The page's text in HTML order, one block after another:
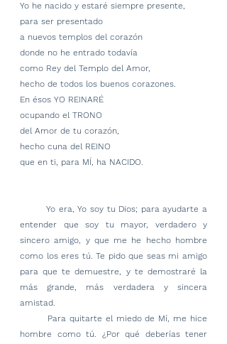
Yo he nacido y estaré siempre presente,
para ser presentado
a nuevos templos del corazón
donde no he entrado todavía
como Rey del Templo del Amor,
hecho de todos los buenos corazones.
En ésos YO REINARÉ
ocupando el TRONO
del Amor de tu corazón,
hecho cuna del REINO
que en ti, para MÍ, ha NACIDO.
entender que soy tu mayor, verdadero y
sincero amigo, y que me he hecho hombre
como los eres tú. Te pido que seas mi amigo
para que te demuestre, y te demostraré la
más grande, más verdadera y sincera
amistad.
hombre como tú. ¿Por qué deberías tener